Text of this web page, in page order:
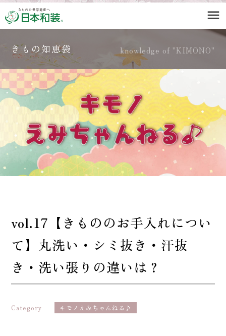
menu
knowledge of "KIMONO"
きもの知恵袋
vol.17【きもののお手入れについ
て】丸洗い・シミ抜き・汗抜
き・洗い張りの違いは？
Category キモノえみちゃんねる♪